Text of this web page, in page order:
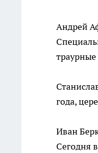
Андрей
года,
Иван
Сегодня